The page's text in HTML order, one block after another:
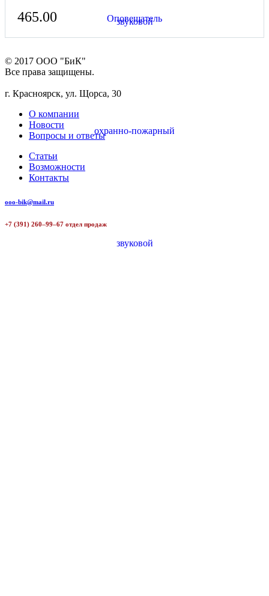
465.00
© 2017 ООО "БиК"
Все права защищены.
г. Красноярск, ул. Щорса, 30
О компании
Новости
Вопросы и ответы
Статьи
Возможности
Контакты
ooo-bik@mail.ru
+7 (391) 260–99–67 отдел продаж